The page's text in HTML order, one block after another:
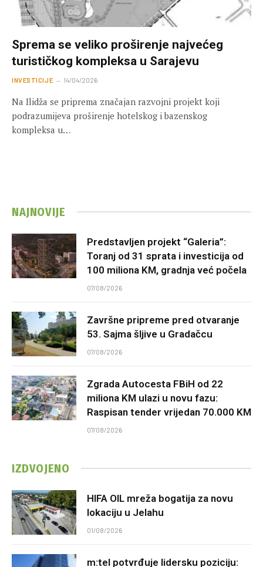
Sprema se veliko proširenje najvećeg
turističkog kompleksa u Sarajevu
INVESTICIJE 14/04/2026
Na Ilidža se priprema značajan razvojni projekt koji
podrazumijeva proširenje hotelskog i bazenskog
kompleksa u…
NAJNOVIJE
Predstavljen projekt “Galeria”:
Toranj od 31 sprata i investicija od
100 miliona KM, gradnja već počela
07/08/2026
Završne pripreme pred otvaranje
53. Sajma šljive u Gradačcu
07/08/2026
Zgrada Autocesta FBiH od 22
miliona KM ulazi u novu fazu:
Raspisan tender vrijedan 70.000 KM
07/08/2026
IZDVOJENO
HIFA OIL mreža bogatija za novu
lokaciju u Jelahu
01/08/2026
m:tel potvrđuje lidersku poziciju: